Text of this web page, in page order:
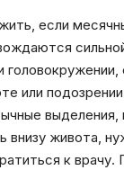
если
головокружении,
или
выделения,
внизу живота,
к врачу.